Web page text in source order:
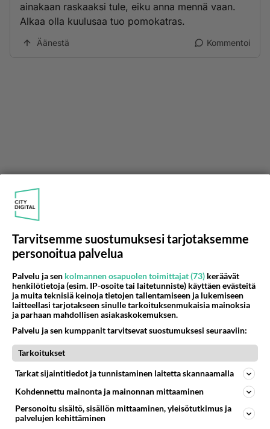
ainakaan raskaaksi tule, eiku anna mennä vaan.
Alkaa olla kuulusaa tuo pomokatras.
Äänestä Kommentoi
Anonyymi
2024-03-23 08:36:36
Hyvä veli verkosto ja Kuppikunnat...
Äänestä
2024-03-24 16:11:20
Saunailtaan sitte reilusti tummelia mukaan, huhu
kertoo että siellä on oltu joskus nalkissa kuin
Tarvitsemme suostumuksesi tarjotaksemme
personoitua palvelua
Palvelu ja sen kolmannen osapuolen toimittajat (73) keräävät
henkilötietoja (esim. IP-osoite tai laitetunniste) käyttäen evästeitä
ja muita teknisiä keinoja tietojen tallentamiseen ja lukemiseen
laitteellasi tarjotakseen sinulle tarkoituksenmukaisia mainoksia
ja parhaan mahdollisen asiakaskokemuksen.
Palvelu ja sen kumppanit tarvitsevat suostumuksesi seuraaviin:
Tarkoitukset
Tarkat sijaintitiedot ja tunnistaminen laitetta skannaamalla
Kohdennettu mainonta ja mainonnan mittaaminen
Personoitu sisältö, sisällön mittaaminen, yleisötutkimus ja
palvelujen kehittäminen